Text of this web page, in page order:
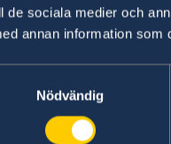
de sociala medier och
annan information som
Nödvändig